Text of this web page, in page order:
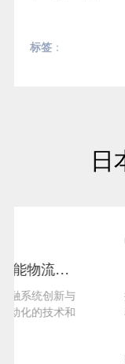
标签：
日
日本虚拟主
探索日本虚拟主
着互联网技术的